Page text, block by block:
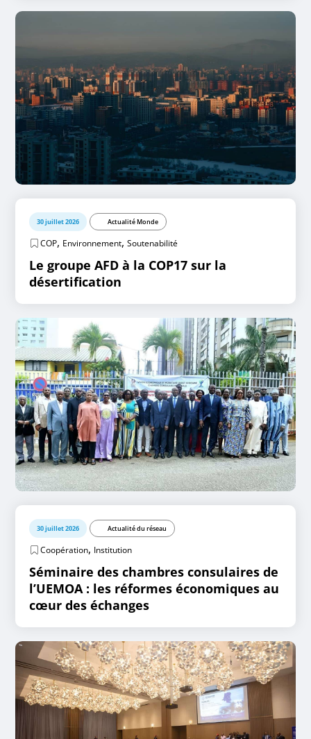
30 juillet 2026 Actualité Monde
COP, Environnement,Soutenabilité
Le groupe AFD à la COP17 sur la
désertification
30 juillet 2026 Actualité du réseau
Coopération, Institution
Séminaire des chambres consulaires de
l’UEMOA : les réformes économiques au
cœur des échanges